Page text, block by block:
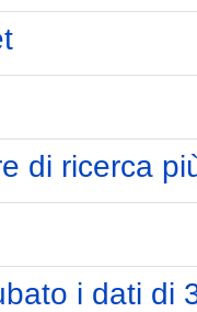
di ricerca
i dati di